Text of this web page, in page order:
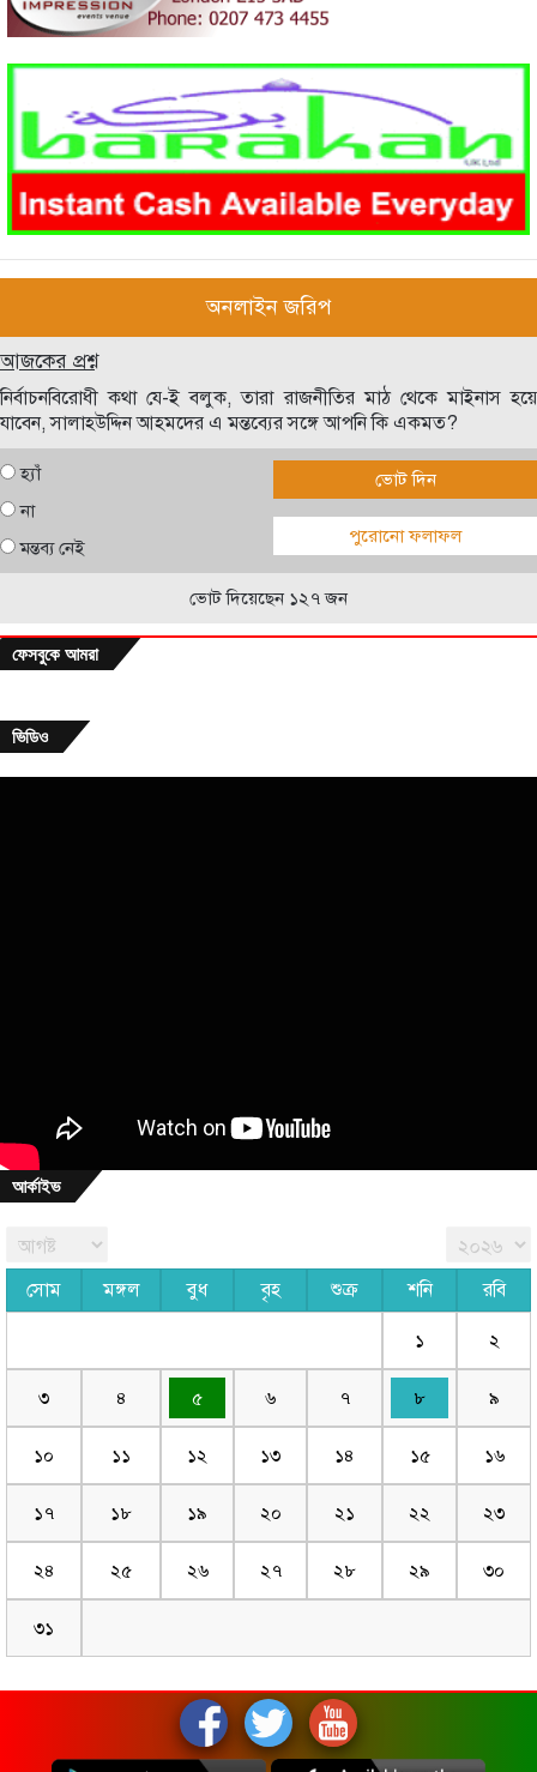
অনলাইন জরিপ
আজকের প্রশ্ন
নির্বাচনবিরোধী কথা যে-ই বলুক, তারা রাজনীতির মাঠ থেকে মাইনাস হয়ে
যাবেন, সালাহউদ্দিন আহমদের এ মন্তব্যের সঙ্গে আপনি কি একমত?
হ্যাঁ
না
মন্তব্য নেই
ভোট দিন
পুরোনো ফলাফল
ভোট দিয়েছেন ১২৭ জন
ফেসবুকে আমরা
ভিডিও
আর্কাইভ
সোম মঙ্গল বুধ বৃহ শুক্র শনি রবি
১ ২
৩ ৪ ৫ ৬ ৭ ৮ ৯
১০ ১১ ১২ ১৩ ১৪ ১৫ ১৬
১৭ ১৮ ১৯ ২০ ২১ ২২ ২৩
২৪ ২৫ ২৬ ২৭ ২৮ ২৯ ৩০
৩১